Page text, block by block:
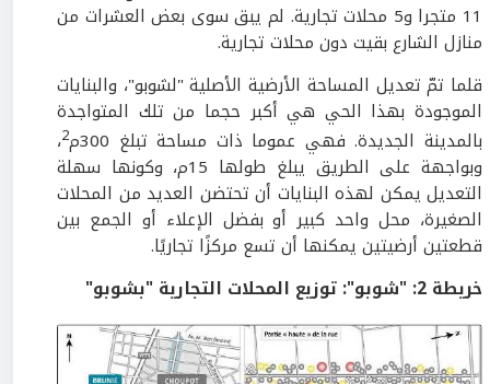
11 متجرا و5 محلات تجارية. لم يبق سوى بعض العشرات من
منازل الشارع بقيت دون محلات تجارية.
قلما تمّ تعديل المساحة الأرضية الأصلية "لشوبو"، والبنايات
الموجودة بهذا الحي هي أكبر حجما من تلك المتواجدة
بالمدينة الجديدة. فهي عموما ذات مساحة تبلغ 300م
2،
وبواجهة على الطريق يبلغ طولها 15م، وكونها سهلة
التعديل يمكن لهذه البنايات أن تحتضن العديد من المحلات
الصغيرة، محل واحد كبير أو بفضل الإعلاء أو الجمع بين
قطعتين أرضيتين يمكنها أن تسع مركزًا تجاريًا.
خريطة 2: "شوبو": توزيع المحلات التجارية "بشوبو"